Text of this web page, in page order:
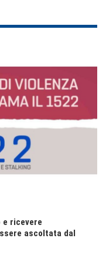
e ricevere
ascoltata dal